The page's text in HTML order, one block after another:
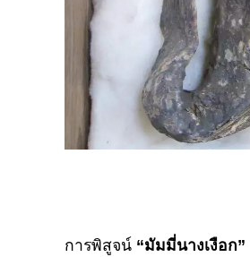
การพิสูจน์ “มัมมี่นางเงือก”